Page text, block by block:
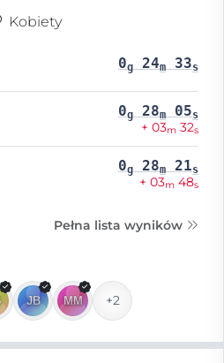
Kobiety
0g 24m 33s
0g 28m 05s
+ 03m 32s
0g 28m 21s
+ 03m 48s
Pełna lista wyników
+2